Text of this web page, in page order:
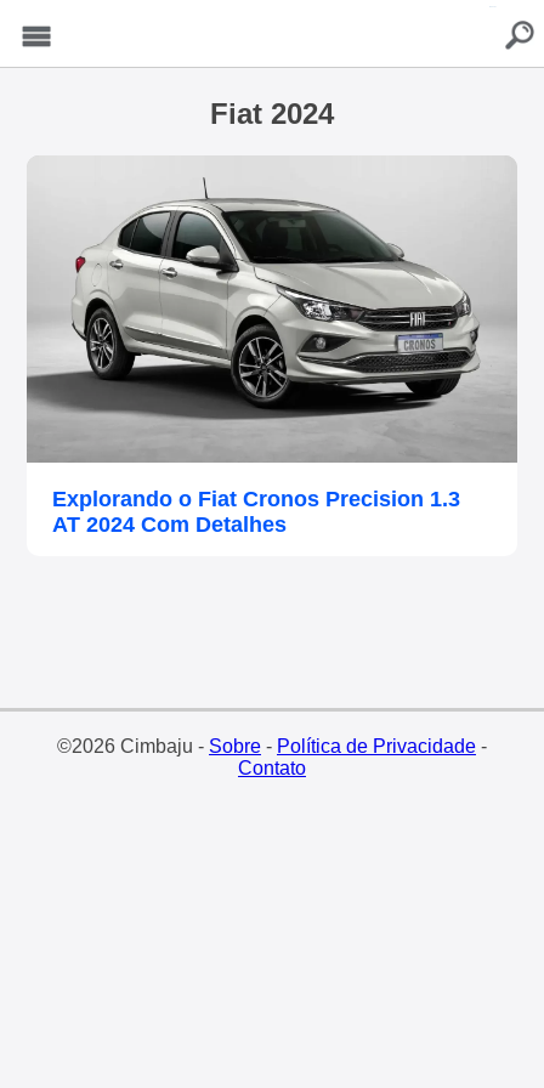
Fiat 2024
Explorando o Fiat Cronos Precision 1.3
AT 2024 Com Detalhes
©2026 Cimbaju - Sobre- Política de Privacidade-
Contato